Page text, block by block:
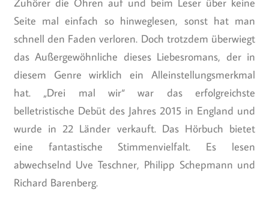
Seite mal einfach so hinweglesen, sonst hat man
schnell den Faden verloren. Doch trotzdem überwiegt
das Außergewöhnliche dieses Liebesromans, der in
diesem Genre wirklich ein Alleinstellungsmerkmal
hat. „Drei mal wir“ war das erfolgreichste
belletristische Debüt des Jahres 2015 in England und
wurde in 22 Länder verkauft. Das Hörbuch bietet
eine fantastische Stimmenvielfalt. Es lesen
abwechselnd Uve Teschner, Philipp Schepmann und
Richard Barenberg.